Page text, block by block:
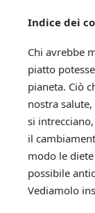
Indice dei
Chi avrebbe
piatto
pianeta. Ciò
nostra
si
il
modo le
possibile
Vediamolo